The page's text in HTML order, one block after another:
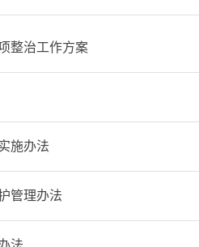
整治工作方案
施办法
管理办法